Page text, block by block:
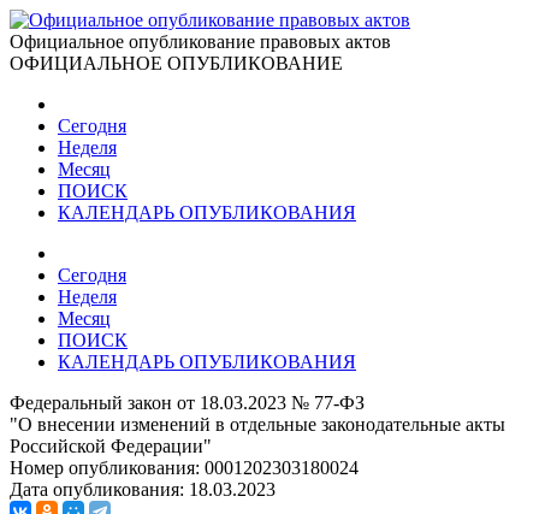
Официальное опубликование правовых актов
ОФИЦИАЛЬНОЕ ОПУБЛИКОВАНИЕ
Сегодня
Неделя
Месяц
ПОИСК
КАЛЕНДАРЬ ОПУБЛИКОВАНИЯ
Сегодня
Неделя
Месяц
ПОИСК
КАЛЕНДАРЬ ОПУБЛИКОВАНИЯ
Федеральный закон от 18.03.2023 № 77-ФЗ
"О внесении изменений в отдельные законодательные акты
Российской Федерации"
Номер опубликования: 0001202303180024
Дата опубликования: 18.03.2023